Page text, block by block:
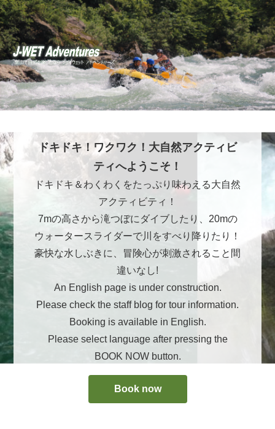
ドキドキ！ワクワク！大自然アクティビ
ティへようこそ！
ドキドキ＆わくわくをたっぷり味わえる大自然
アクティビティ！
7mの高さから滝つぼにダイブしたり、20mの
ウォータースライダーで川をすべり降りたり！
豪快な水しぶきに、冒険心が刺激されること間
違いなし!
An English page is under construction.
Please check the staff blog for tour information.
Booking is available in English.
Please select language after pressing the
BOOK NOW button.
Book now